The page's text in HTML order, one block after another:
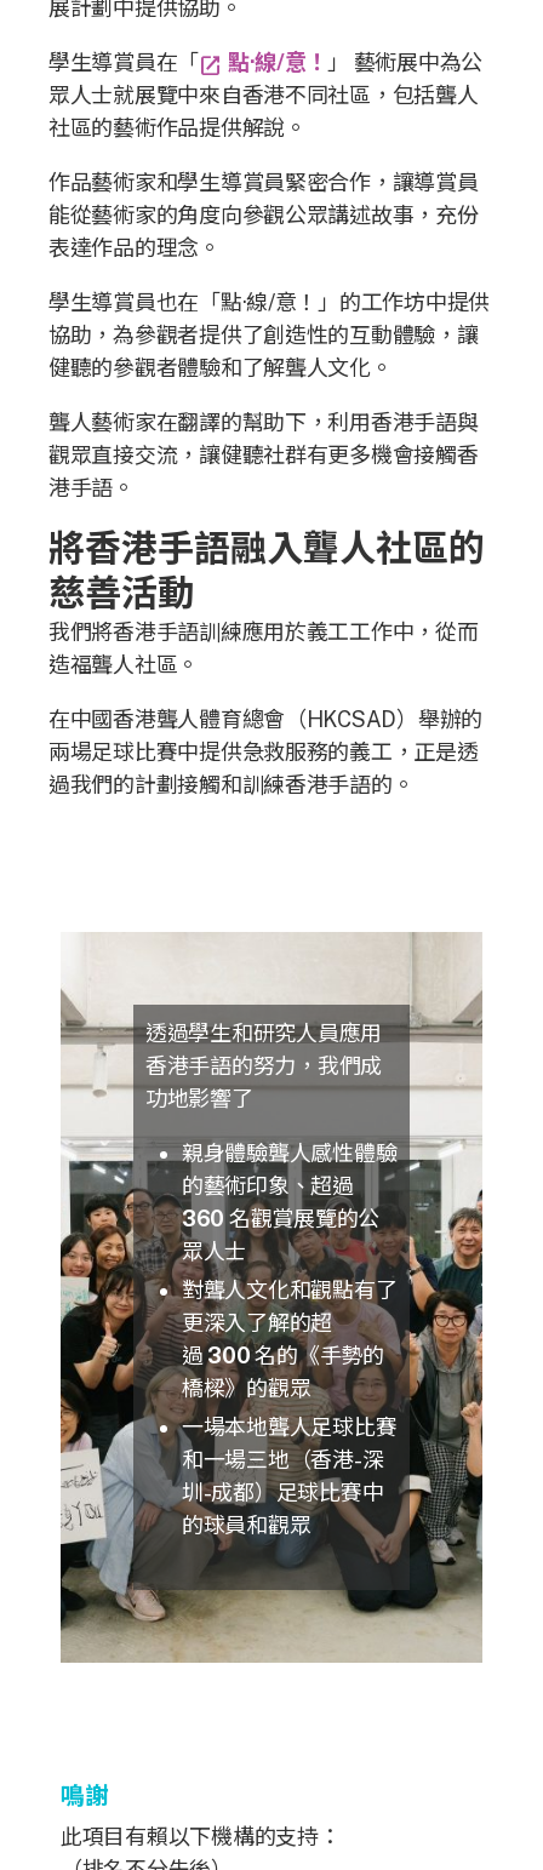
展計劃中提供協助。
學生導賞員在「 open_in_new 點·線/意！ 」 藝術展中為公
眾人士就展覽中來自香港不同社區，包括聾人
社區的藝術作品提供解說。
作品藝術家和學生導賞員緊密合作，讓導賞員
能從藝術家的角度向參觀公眾講述故事，充份
表達作品的理念。
學生導賞員也在「點·線/意！」的工作坊中提供
協助，為參觀者提供了創造性的互動體驗，讓
健聽的參觀者體驗和了解聾人文化。
聾人藝術家在翻譯的幫助下，利用香港手語與
觀眾直接交流，讓健聽社群有更多機會接觸香
港手語。
將香港手語融入聾人社區的
慈善活動
我們將香港手語訓練應用於義工工作中，從而
造福聾人社區。
在中國香港聾人體育總會（HKCSAD）舉辦的
兩場足球比賽中提供急救服務的義工，正是透
過我們的計劃接觸和訓練香港手語的。
透過學生和研究人員應用
香港手語的努力，我們成
功地影響了
親身體驗聾人感性體驗
的藝術印象、超過
360 名觀賞展覽的公
眾人士
對聾人文化和觀點有了
更深入了解的超
過300名的《手勢的
橋樑》的觀眾
一場本地聾人足球比賽
和一場三地（香港-深
圳-成都）足球比賽中
的球員和觀眾
鳴謝
此項目有賴以下機構的支持：